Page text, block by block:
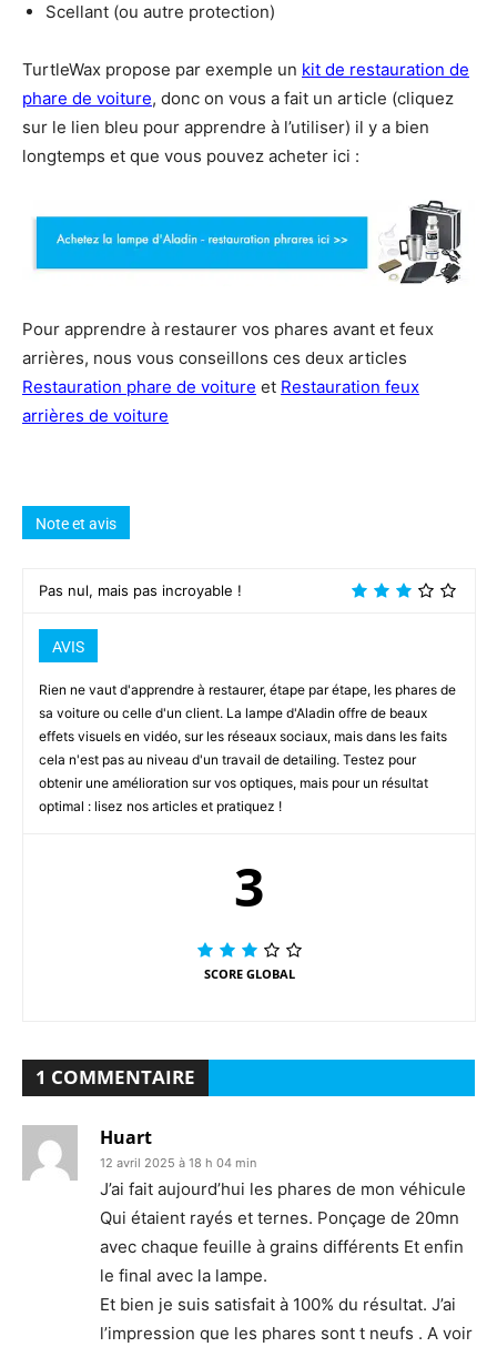
Scellant (ou autre protection)
TurtleWax propose par exemple un kit de restauration de
phare de voiture, donc on vous a fait un article (cliquez
sur le lien bleu pour apprendre à l’utiliser) il y a bien
longtemps et que vous pouvez acheter ici :
Pour apprendre à restaurer vos phares avant et feux
arrières, nous vous conseillons ces deux articles
Restauration phare de voiture et Restauration feux
arrières de voiture
Note et avis
Pas nul, mais pas incroyable !
AVIS
Rien ne vaut d'apprendre à restaurer, étape par étape, les phares de
sa voiture ou celle d'un client. La lampe d'Aladin offre de beaux
effets visuels en vidéo, sur les réseaux sociaux, mais dans les faits
cela n'est pas au niveau d'un travail de detailing. Testez pour
obtenir une amélioration sur vos optiques, mais pour un résultat
optimal : lisez nos articles et pratiquez !
3
SCORE GLOBAL
1 COMMENTAIRE
Huart
12 avril 2025 à 18 h 04 min
J’ai fait aujourd’hui les phares de mon véhicule
Qui étaient rayés et ternes. Ponçage de 20mn
avec chaque feuille à grains différents Et enfin
le final avec la lampe.
Et bien je suis satisfait à 100% du résultat. J’ai
l’impression que les phares sont t neufs . A voir